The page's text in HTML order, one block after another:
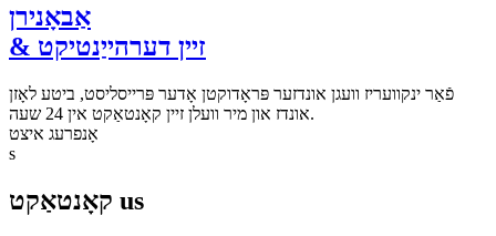
אַבאָנירן
& זיין דערהייַנטיקט
פֿאַר ינקוועריז וועגן אונדזער פּראָדוקטן אָדער פּרייסליסט, ביטע לאָזן
אונדז און מיר וועלן זיין קאָנטאַקט אין 24 שעה.
אָנפרעג איצט
s
קאָנטאַקט us